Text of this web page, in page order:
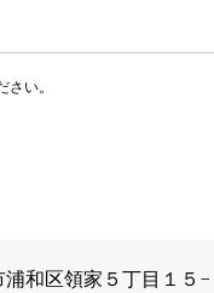
い。
和区領家５丁目１５